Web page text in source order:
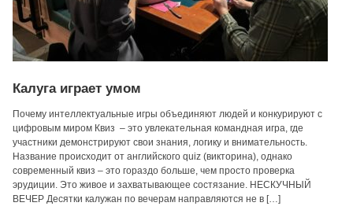
Калуга играет умом
Почему интеллектуальные игры объединяют людей и конкурируют с
цифровым миром Квиз – это увлекательная командная игра, где
участники демонстрируют свои знания, логику и внимательность.
Название происходит от английского quiz (викторина), однако
современный квиз – это гораздо больше, чем просто проверка
эрудиции. Это живое и захватывающее состязание. НЕСКУЧНЫЙ
ВЕЧЕР Десятки калужан по вечерам направляются не в […]